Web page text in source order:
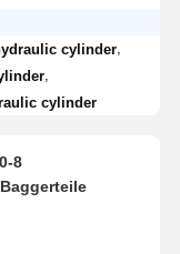
cylinder
cylinder
8